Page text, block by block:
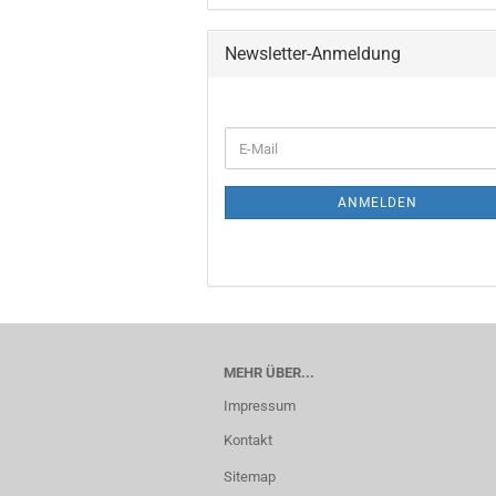
Newsletter-Anmeldung
ANMELDEN
MEHR ÜBER...
Impressum
Kontakt
Sitemap